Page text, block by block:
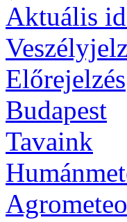
Aktuális
Előrejelzés
Budapest
Tavaink